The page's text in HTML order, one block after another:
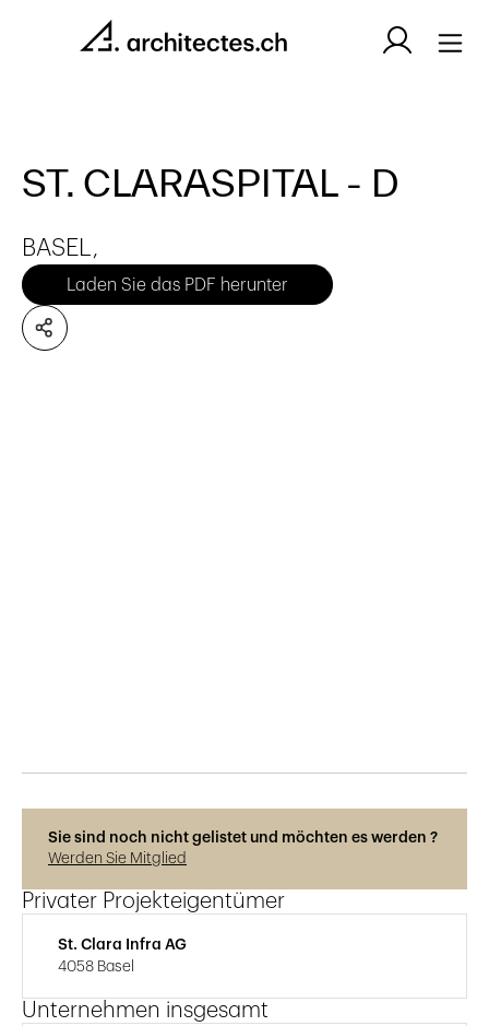
ST. CLARASPITAL - D
BASEL,
Laden Sie das PDF herunter
Sie sind noch nicht gelistet und möchten es werden ?
Werden Sie Mitglied
Privater Projekteigentümer
St. Clara Infra AG
4058 Basel
Unternehmen insgesamt